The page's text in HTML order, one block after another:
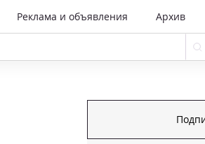
Реклама и объявления Архив